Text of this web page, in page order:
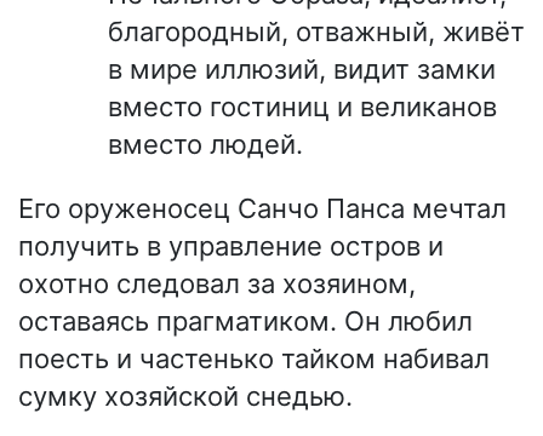
благородный, отважный, живёт
в мире иллюзий, видит замки
вместо гостиниц и великанов
вместо людей.
Его оруженосец Санчо Панса мечтал
получить в управление остров и
охотно следовал за хозяином,
оставаясь прагматиком. Он любил
поесть и частенько тайком набивал
сумку хозяйской снедью.